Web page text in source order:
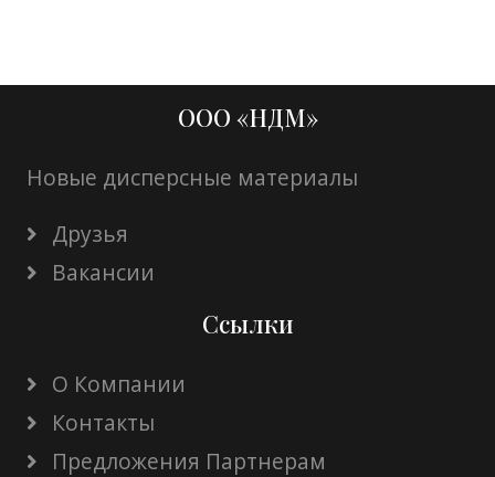
ООО «НДМ»
Новые дисперсные материалы
Друзья
Вакансии
Ссылки
О Компании
Контакты
Предложения Партнерам